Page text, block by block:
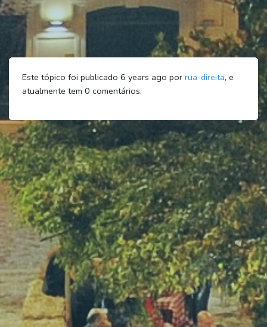
Este tópico foi publicado 6 years ago por rua-direita, e
atualmente tem 0 comentários.